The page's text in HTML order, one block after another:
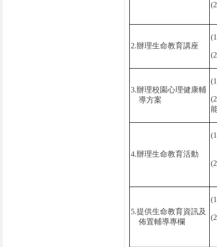
2.辦理生命教育講座
3.辦理校園心理健康輔
導方案
4.辦理生命教育活動
5.提供生命教育資訊及
佈置輔導專欄